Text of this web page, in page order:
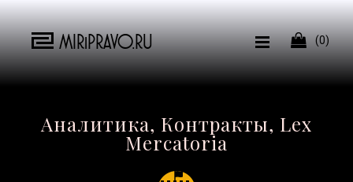
MIRiPRAVO.RU  (0)
Аналитика, Контракты, Lex
Mercatoria